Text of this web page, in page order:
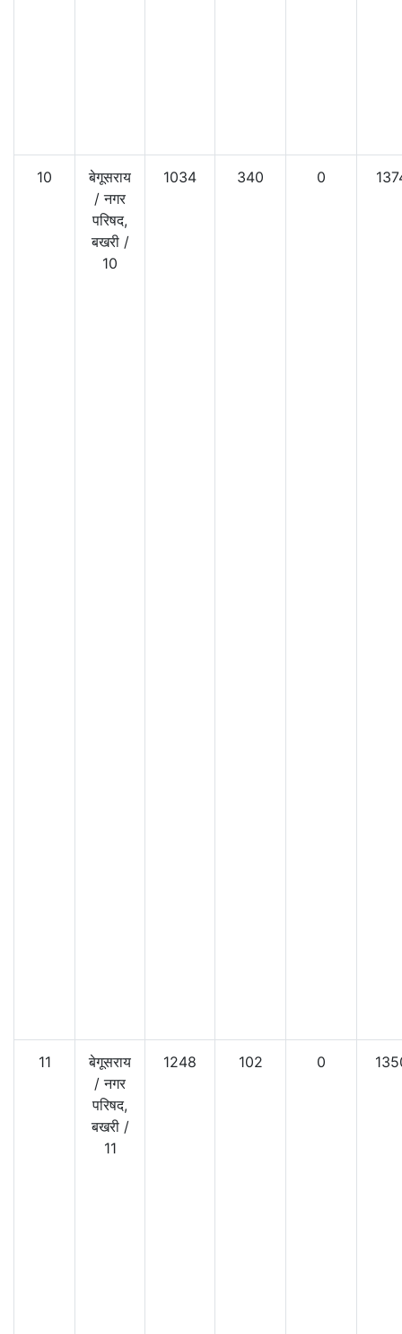
10
बेगूसराय
/नगर
परिषद,
बखरी /
10
1034 340 0
11
बेगूसराय
/नगर
परिषद,
बखरी /
11
1248 102 0